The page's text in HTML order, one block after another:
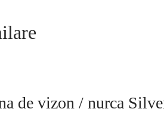
de vizon / nurca